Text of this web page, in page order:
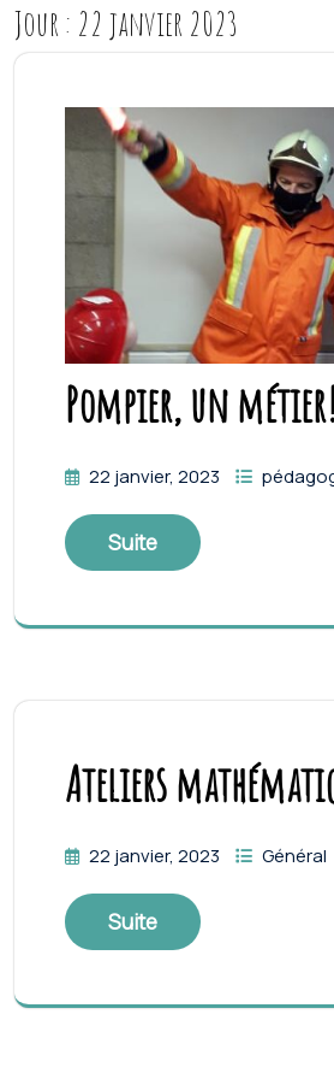
Jour : 22 janvier 2023
Pompier, un
22 janvier, 2023
Suite
Ateliers
22 janvier, 2023 Général
Suite